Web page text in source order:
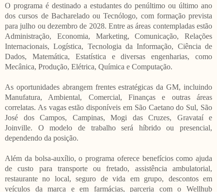
O programa é destinado a estudantes do penúltimo ou último ano
dos cursos de Bacharelado ou Tecnólogo, com formação prevista
para julho ou dezembro de 2028. Entre as áreas contempladas estão
Administração, Economia, Marketing, Comunicação, Relações
Internacionais, Logística, Tecnologia da Informação, Ciência de
Dados, Matemática, Estatística e diversas engenharias, como
Mecânica, Produção, Elétrica, Química e Computação.
As oportunidades abrangem frentes estratégicas da GM, incluindo
Manufatura, Ambiental, Comercial, Finanças e outras áreas
correlatas. As vagas estão disponíveis em São Caetano do Sul, São
José dos Campos, Campinas, Mogi das Cruzes, Gravataí e
Joinville. O modelo de trabalho será híbrido ou presencial,
dependendo da posição.
Além da bolsa-auxílio, o programa oferece benefícios como ajuda
de custo para transporte ou fretado, assistência ambulatorial,
restaurante no local, seguro de vida em grupo, descontos em
veículos da marca e em farmácias, parceria com o Wellhub